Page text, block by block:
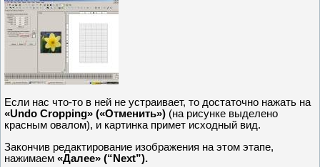
Если нас что-то в ней не устраивает, то достаточно нажать на
«Undo Cropping» («Отменить») (на рисунке выделено
красным овалом), и картинка примет исходный вид.
Закончив редактирование изображения на этом этапе,
нажимаем «Далее» (“Next”).